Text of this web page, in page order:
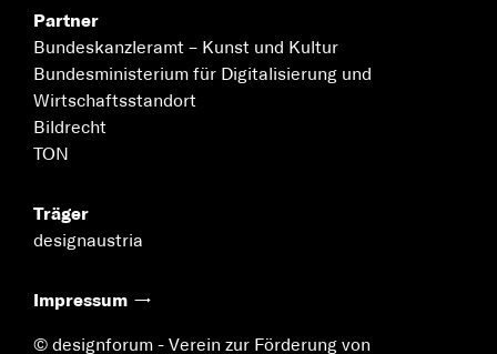
Partner
Bundeskanzleramt – Kunst und Kultur
Bundesministerium für Digitalisierung und
Wirtschaftsstandort
Bildrecht
TON
Träger
designaustria
Impressum
© designforum - Verein zur Förderung von